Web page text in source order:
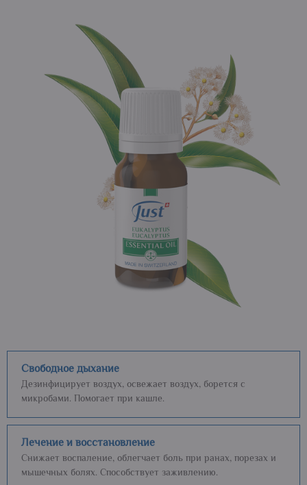
Свободное дыхание
Дезинфицирует воздух, освежает воздух, борется с
микробами. Помогает при кашле.
Лечение и восстановление
Снижает воспаление, облегчает боль при ранах, порезах и
мышечных болях. Способствует заживлению.